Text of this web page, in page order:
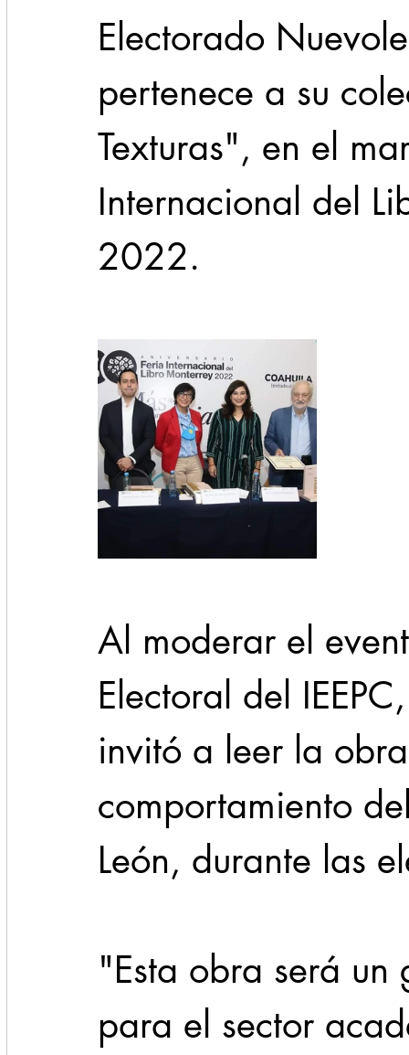
Electorado
pertenece a su
Texturas", en el
Internacional del
2022.
Al moderar el
Electoral del
invitó a leer la
comportamiento
León, durante las
"Esta obra será
para el sector